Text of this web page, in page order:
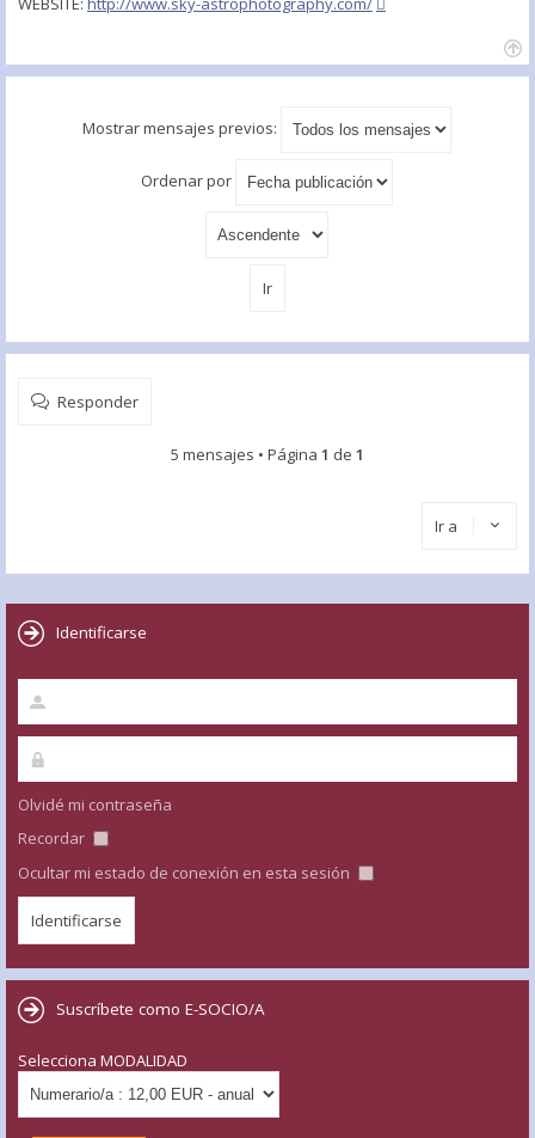
Mostrar mensajes previos:
Ordenar por
Responder
5 mensajes • Página 1 de 1
Ir a
Identificarse
Olvidé mi contraseña
Recordar
Ocultar mi estado de conexión en esta sesión
Suscríbete como E-SOCIO/A
Selecciona MODALIDAD